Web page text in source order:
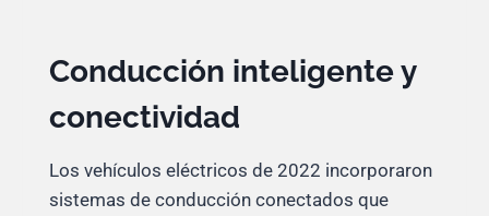
Conducción inteligente y
conectividad
Los vehículos eléctricos de 2022 incorporaron
sistemas de conducción conectados que